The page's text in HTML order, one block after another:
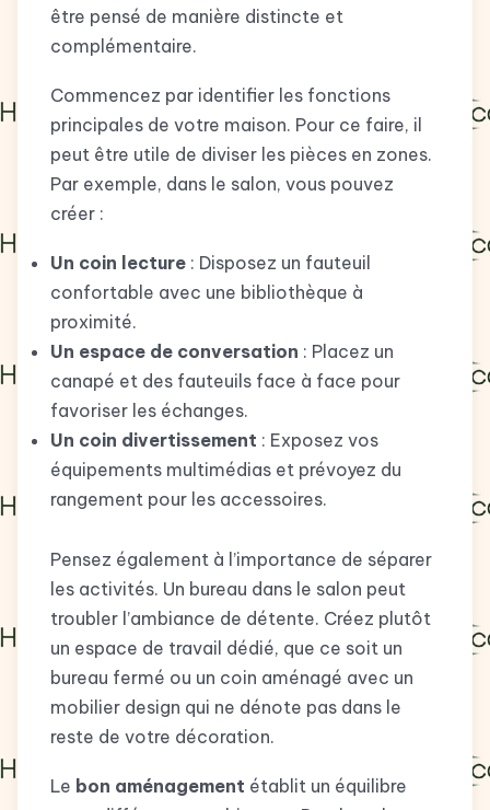
être pensé de manière distincte et
complémentaire.
Commencez par identifier les fonctions
principales de votre maison. Pour ce faire, il
peut être utile de diviser les pièces en zones.
Par exemple, dans le salon, vous pouvez
créer :
Un coin lecture : Disposez un fauteuil
confortable avec une bibliothèque à
proximité.
Un espace de conversation : Placez un
canapé et des fauteuils face à face pour
favoriser les échanges.
Un coin divertissement : Exposez vos
équipements multimédias et prévoyez du
rangement pour les accessoires.
Pensez également à l’importance de séparer
les activités. Un bureau dans le salon peut
troubler l’ambiance de détente. Créez plutôt
un espace de travail dédié, que ce soit un
bureau fermé ou un coin aménagé avec un
mobilier design qui ne dénote pas dans le
reste de votre décoration.
Le bon aménagement établit un équilibre